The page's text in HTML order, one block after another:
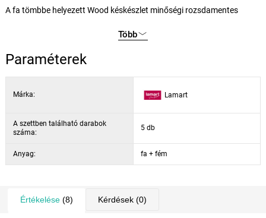
A fa tömbbe helyezett Wood késkészlet minőségi rozsdamentes
használatot biztosít. A kések nem befolyásolják a szeletelt ételek
illatát és ízét. A használatot követően mossa meg és szárítsa meg,
1 db húsvágó kés – az él hossza 12 cm, a kés hossza 21,5 cm
1 db kenyérvágó kés – az él hossza 18 cm, a kés hossza 29,5
Több
Paraméterek
Márka: Lamart
A szettben található darabok
száma:
5 db
Anyag: fa + fém
Értékelése(8) Kérdések(0)